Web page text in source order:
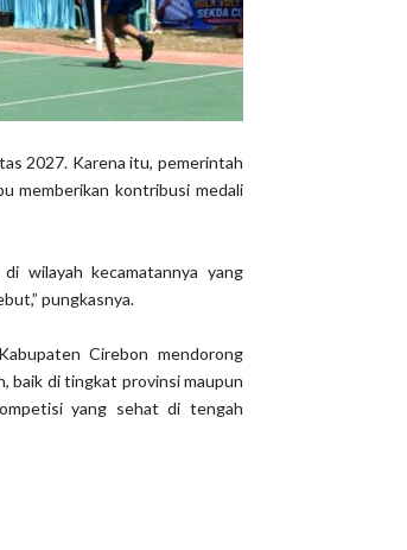
2027. Karena itu, pemerintah
memberikan kontribusi medali
wilayah kecamatannya yang
pungkasnya.
Cirebon mendorong
baik di tingkat provinsi maupun
yang sehat di tengah